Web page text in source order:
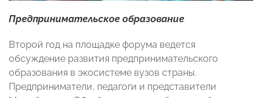
Предпринимательское образование
Второй год на площадке форума ведется
обсуждение развития предпринимательского
образования в экосистеме вузов страны.
Предприниматели, педагоги и представители